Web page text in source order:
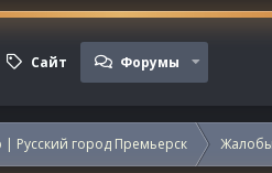
Сайт Форумы
| Русский город Премьерск